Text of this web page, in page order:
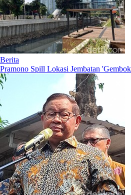
Berita
Pramono Spill Lokasi Jembatan